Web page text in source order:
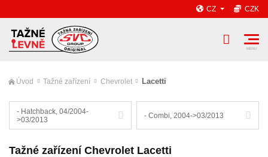
CZ CZK
Úvod Tažné zařízení Chevrolet Lacetti
- Hatchback, 04/2004-
>03/2013
- Combi, 2004->03/2013
Tažné zařízení Chevrolet Lacetti